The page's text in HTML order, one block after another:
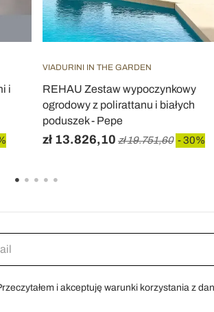
i
VIADURINI IN THE GARDEN
REHAU Zestaw wypoczynkowy
ogrodowy z polirattanu i białych
poduszek - Pepe
zł 13.826,10 zł 19.751,60 - 30%
i akceptuję warunki korzystania z